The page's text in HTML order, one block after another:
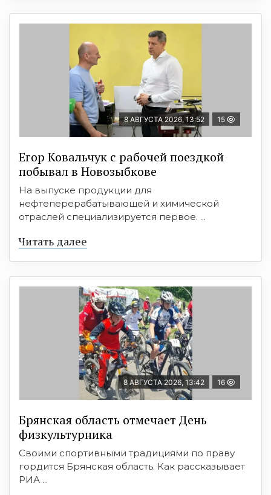
8 АВГУСТА 2026, 13:52 15
Егор Ковальчук с рабочей поездкой
побывал в Новозыбкове
На выпуске продукции для
нефтеперерабатывающей и химической
отраслей специализируется первое. ...
Читать далее
8 АВГУСТА 2026, 13:42 16
Брянская область отмечает День
физкультурника
Своими спортивными традициями по праву
гордится Брянская область. Как рассказывает
РИА ...